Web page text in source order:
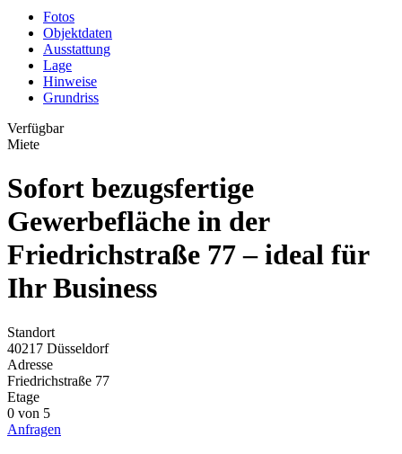
Fotos
Objektdaten
Ausstattung
Lage
Hinweise
Grundriss
Verfügbar
Miete
Sofort bezugsfertige
Gewerbefläche in der
Friedrichstraße 77 – ideal für
Ihr Business
Standort
40217 Düsseldorf
Adresse
Friedrichstraße 77
Etage
0 von 5
Anfragen